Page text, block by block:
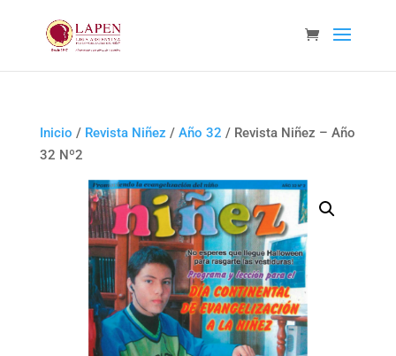
Inicio / Revista Niñez / Año 32 / Revista Niñez – Año
32 Nº2